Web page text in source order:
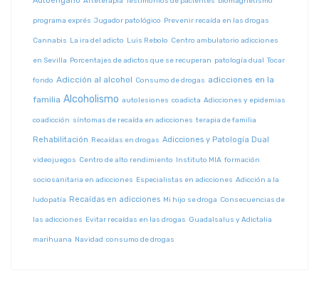
programa exprés Jugador patológico Prevenir recaída en las drogas
Cannabis La ira del adicto Luis Rebolo Centro ambulatorio adicciones
en Sevilla Porcentajes de adictos que se recuperan patología dual Tocar
fondo Adicción al alcohol Consumo de drogas adicciones en la
familia Alcoholismo autolesiones coadicta Adicciones y epidemias
coadicción síntomas de recaída en adicciones terapia de familia
Rehabilitación Recaídas en drogas Adicciones y Patología Dual
videojuegos Centro de alto rendimiento Instituto MIA formación
sociosanitaria en adicciones Especialistas en adicciones Adicción a la
ludopatía Recaídas en adicciones Mi hijo se droga Consecuencias de
las adicciones Evitar recaídas en las drogas Guadalsalus y Adictalia
marihuana Navidad consumo de drogas